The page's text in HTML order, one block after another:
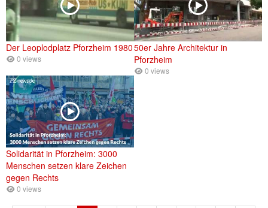
Der Leoplodplatz Pforzheim 1980
0 views
50er Jahre Architektur in
Pforzheim
0 views
Solidarität in Pforzheim: 3000
Menschen setzen klare Zeichen
gegen Rechts
0 views